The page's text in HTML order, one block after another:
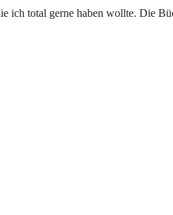
ich total gerne haben wollte. Die